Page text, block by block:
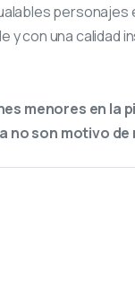
personajes
y con una calidad
menores en la
no son motivo